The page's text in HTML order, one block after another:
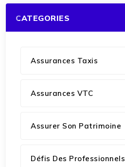
CATEGORIES
Assurances Taxis
Assurances VTC
Assurer Son Patrimoine
Défis Des Professionnels